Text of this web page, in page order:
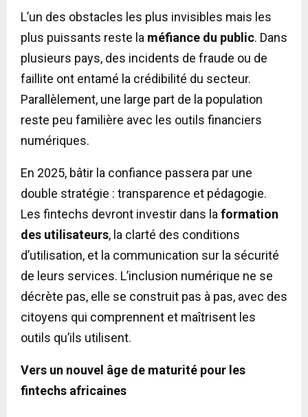
L’un des obstacles les plus invisibles mais les
plus puissants reste la méfiance du public. Dans
plusieurs pays, des incidents de fraude ou de
faillite ont entamé la crédibilité du secteur.
Parallèlement, une large part de la population
reste peu familière avec les outils financiers
numériques.
En 2025, bâtir la confiance passera par une
double stratégie : transparence et pédagogie.
Les fintechs devront investir dans la formation
des utilisateurs, la clarté des conditions
d’utilisation, et la communication sur la sécurité
de leurs services. L’inclusion numérique ne se
décrète pas, elle se construit pas à pas, avec des
citoyens qui comprennent et maîtrisent les
outils qu’ils utilisent.
Vers un nouvel âge de maturité pour les
fintechs africaines